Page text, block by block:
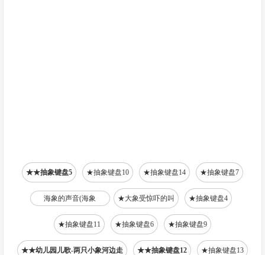
★★抽象键盘5 ★抽象键盘10 ★抽象键盘14 ★抽象键盘7
海象的声音(海象 ★大象受惊吓的叫 ★抽象键盘4
★抽象键盘11 ★抽象键盘6 ★抽象键盘9
★★幼儿园儿歌-两只小象河边走 ★★抽象键盘12 ★抽象键盘13